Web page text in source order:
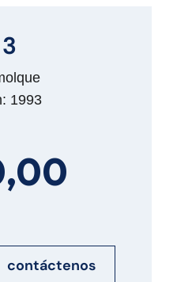
1993
contáctenos